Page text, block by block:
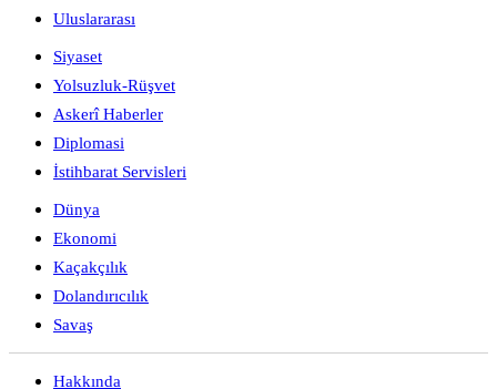
Uluslararası
Siyaset
Yolsuzluk-Rüşvet
Askerî Haberler
Diplomasi
İstihbarat Servisleri
Dünya
Ekonomi
Kaçakçılık
Dolandırıcılık
Savaş
Hakkında